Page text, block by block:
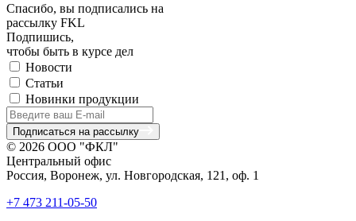
Спасибо, вы подписались на
рассылку FKL
Подпишись,
чтобы быть в курсе дел
Новости
Статьи
Новинки продукции
Подписаться на рассылку
© 2026 ООО "ФКЛ"
Центральный офис
Россия, Воронеж, ул. Новгородская, 121, оф. 1
+7 473 211-05-50